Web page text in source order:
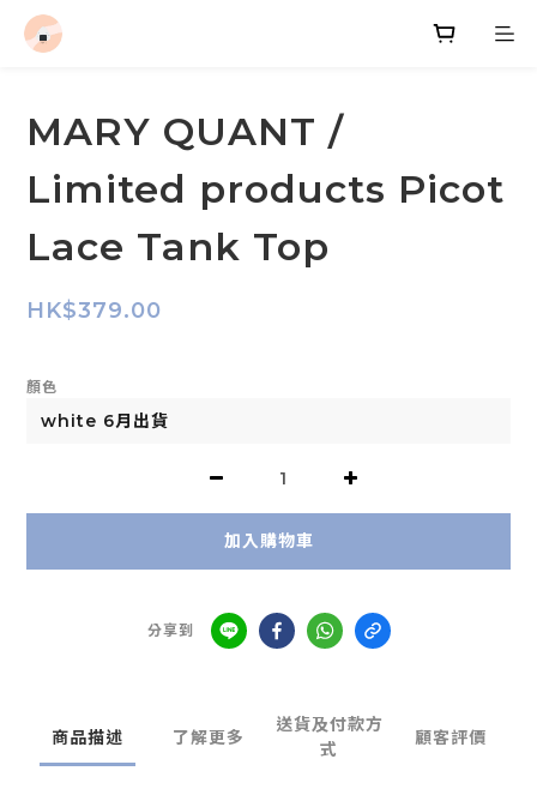
MARY QUANT /
Limited products Picot
Lace Tank Top
HK$379.00
顏色
加入購物車
分享到
商品描述 了解更多
送貨及付款方
式
顧客評價